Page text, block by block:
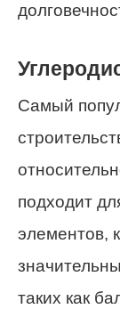
Самый
подходит
элементов,
таких как